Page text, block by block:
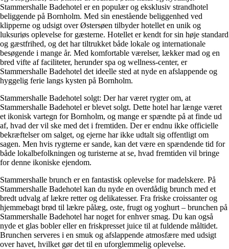
Stammershalle Badehotel er en populær og eksklusiv strandhotel
beliggende på Bornholm. Med sin enestående beliggenhed ved
klipperne og udsigt over Østersøen tilbyder hotellet en unik og
luksuriøs oplevelse for gæsterne. Hotellet er kendt for sin høje standard
og gæstfrihed, og det har tiltrukket både lokale og internationale
besøgende i mange år. Med komfortable værelser, lækker mad og en
bred vifte af faciliteter, herunder spa og wellness-center, er
Stammershalle Badehotel det ideelle sted at nyde en afslappende og
hyggelig ferie langs kysten på Bornholm.
Stammershalle Badehotel solgt: Der har været rygter om, at
Stammershalle Badehotel er blevet solgt. Dette hotel har længe været
et ikonisk vartegn for Bornholm, og mange er spændte på at finde ud
af, hvad der vil ske med det i fremtiden. Der er endnu ikke officielle
bekræftelser om salget, og ejerne har ikke udtalt sig offentligt om
sagen. Men hvis rygterne er sande, kan det være en spændende tid for
både lokalbefolkningen og turisterne at se, hvad fremtiden vil bringe
for denne ikoniske ejendom.
Stammershalle brunch er en fantastisk oplevelse for madelskere. På
Stammershalle Badehotel kan du nyde en overdådig brunch med et
bredt udvalg af lækre retter og delikatesser. Fra friske croissanter og
hjemmebagt brød til lækre pålæg, oste, frugt og yoghurt – brunchen på
Stammershalle Badehotel har noget for enhver smag. Du kan også
nyde et glas bobler eller en friskpresset juice til at fuldende måltidet.
Brunchen serveres i en smuk og afslappende atmosfære med udsigt
over havet, hvilket gør det til en uforglemmelig oplevelse.